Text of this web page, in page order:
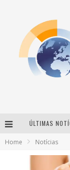
ÚLTIMAS
Home Notícias